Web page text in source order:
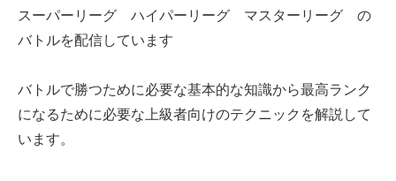
スーパーリーグ ハイパーリーグ マスターリーグ の
バトルを配信しています
バトルで勝つために必要な基本的な知識から最高ランク
になるために必要な上級者向けのテクニックを解説して
います。